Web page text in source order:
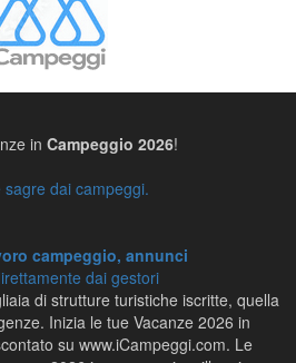
in Campeggio 2026!
sagre dai campeggi.
campeggio, annunci
dai gestori
di strutture turistiche iscritte, quella
Inizia le tue Vacanze 2026 in
su www.iCampeggi.com. Le